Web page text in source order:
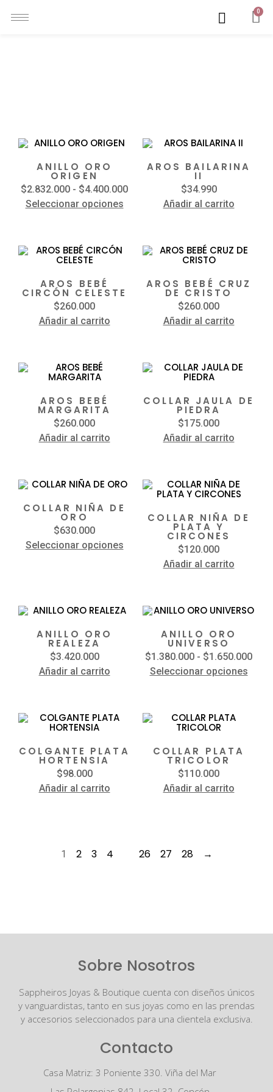
0
ANILLO ORO
ORIGEN
$2.832.000 - $4.400.000
Seleccionar opciones
AROS BAILARINA
II
$34.990
Añadir al carrito
AROS BEBÉ
CIRCÓN CELESTE
$260.000
Añadir al carrito
AROS BEBÉ CRUZ
DE CRISTO
$260.000
Añadir al carrito
AROS BEBÉ
MARGARITA
$260.000
Añadir al carrito
COLLAR JAULA DE
PIEDRA
$175.000
Añadir al carrito
COLLAR NIÑA DE
ORO
$630.000
Seleccionar opciones
COLLAR NIÑA DE
PLATA Y
CIRCONES
$120.000
Añadir al carrito
ANILLO ORO
REALEZA
$3.420.000
Añadir al carrito
ANILLO ORO
UNIVERSO
$1.380.000 - $1.650.000
Seleccionar opciones
COLGANTE PLATA
HORTENSIA
$98.000
Añadir al carrito
COLLAR PLATA
TRICOLOR
$110.000
Añadir al carrito
1 2 3 4 26 27 28 →
Sobre Nosotros
Sappheiros Joyas & Boutique cuenta con diseños únicos
y vanguardistas, tanto en sus joyas como en las prendas
y accesorios seleccionados para una clientela exclusiva.
Contacto
Casa Matriz: 3 Poniente 330. Viña del Mar